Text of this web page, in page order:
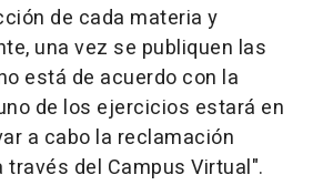
de cada materia y
una vez se publiquen las
está de acuerdo con la
de los ejercicios estará en
a cabo la reclamación
del Campus Virtual".